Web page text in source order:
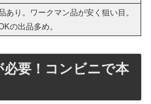
あり。ワークマン品が安く狙い目。
の出品多め。
要！コンビニで本